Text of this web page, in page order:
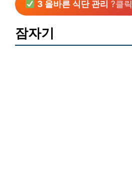
3 올바른 식단 관리 ?클릭
잠자기